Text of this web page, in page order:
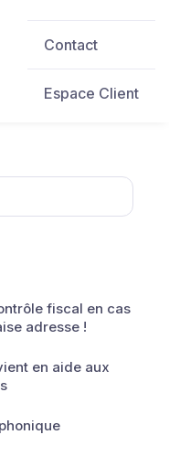
Contact
Espace Client
fiscal en cas
adresse !
en aide aux